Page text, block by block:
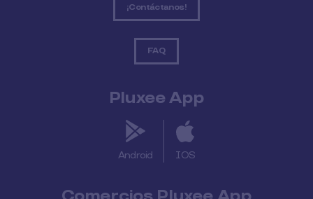
¡Contáctanos!
FAQ
Pluxee App
Android IOS